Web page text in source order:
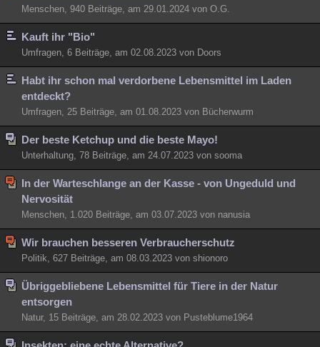
Menschen, 940 Beiträge, am 29.01.2024 von O.G.
Kauft ihr "Bio"
Umfragen, 6 Beiträge, am 02.08.2023 von Doors
Habt ihr schon mal verdorbene Lebensmittel im Laden
entdeckt?
Umfragen, 25 Beiträge, am 01.08.2023 von Bücherwurm
Der beste Ketchup und die beste Mayo!
Unterhaltung, 78 Beiträge, am 24.07.2023 von sooma
In der Warteschlange an der Kasse - von Ungeduld und
Nervosität
Menschen, 1.020 Beiträge, am 03.07.2023 von nanusia
Wir brauchen besseren Verbraucherschutz
Politik, 627 Beiträge, am 08.03.2023 von shionoro
Übriggebliebene Lebensmittel für Tiere in der Natur
entsorgen
Natur, 15 Beiträge, am 28.02.2023 von Pusteblume1964